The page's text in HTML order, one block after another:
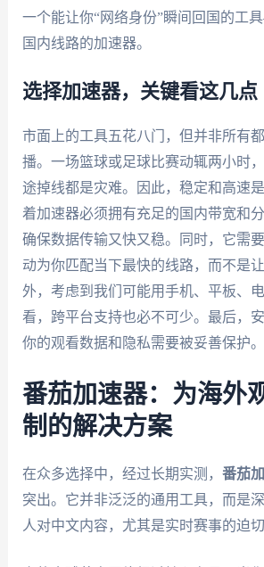
一个能让你“网络身份”瞬间回国的工
国内线路的加速器。
选择加速器，关键看这几点
市面上的工具五花八门，但并非所有
播。一场篮球或足球比赛动辄两小时
途掉线都是灾难。因此，稳定和高速
着加速器必须拥有充足的国内带宽和分
确保数据传输又快又稳。同时，它需
动为你匹配当下最快的线路，而不是
外，考虑到我们可能用手机、平板、
看，跨平台支持也必不可少。最后，安
你的观看数据和隐私需要被妥善保护。
番茄加速器：为海外
制的解决方案
在众多选择中，经过长期实测， 番茄
突出。它并非泛泛的通用工具，而是
人对中文内容，尤其是实时赛事的迫切